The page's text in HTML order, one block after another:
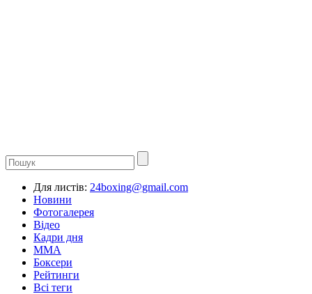
Для листів: 24boxing@gmail.com
Новини
Фотогалерея
Відео
Кадри дня
ММА
Боксери
Рейтинги
Всі теги